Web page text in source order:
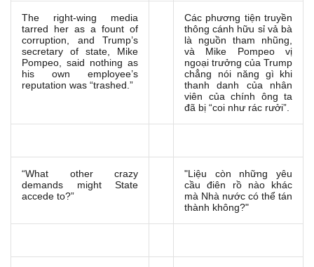
The right-wing media
tarred her as a fount of
corruption, and Trump’s
secretary of state, Mike
Pompeo, said nothing as
his own employee’s
reputation was “trashed.”
Các phương tiện truyền
thông cánh hữu sỉ vả bà
là nguồn tham nhũng,
và Mike Pompeo vị
ngoại trưởng của Trump
chẳng nói năng gì khi
thanh danh của nhân
viên của chính ông ta
đã bị “coi như rác rưởi”.
“What other crazy
demands might State
accede to?”
"Liệu còn những yêu
cầu điên rồ nào khác
mà Nhà nước có thể tán
thành không?"